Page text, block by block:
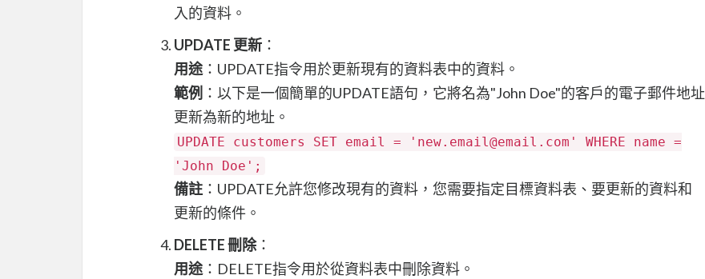
入的資料。
UPDATE 更新 ：
用途 ：UPDATE指令用於更新現有的資料表中的資料。
範例 ：以下是一個簡單的UPDATE語句，它將名為"John Doe"的客戶的電子郵件地址
更新為新的地址。
UPDATE customers SET email = 'new.email@email.com' WHERE name =
'John Doe';
備註 ：UPDATE允許您修改現有的資料，您需要指定目標資料表、要更新的資料和
更新的條件。
DELETE 刪除：
用途 ：DELETE指令用於從資料表中刪除資料。